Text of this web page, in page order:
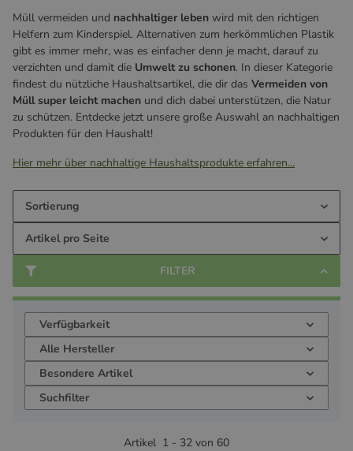
Müll vermeiden und nachhaltiger leben wird mit den richtigen
Helfern zum Kinderspiel. Alternativen zum herkömmlichen Plastik
gibt es immer mehr, was es einfacher denn je macht, darauf zu
verzichten und damit die Umwelt zu schonen. In dieser Kategorie
findest du nützliche Haushaltsartikel, die dir das Vermeiden von
Müll super leicht machen und dich dabei unterstützen, die Natur
zu schützen. Entdecke jetzt unsere große Auswahl an nachhaltigen
Produkten für den Haushalt!
Hier mehr über nachhaltige Haushaltsprodukte erfahren...
FILTER
Sortierung
Artikel pro Seite
Verfügbarkeit
Alle Hersteller
Besondere Artikel
Suchfilter
Artikel 1 - 32 von 60